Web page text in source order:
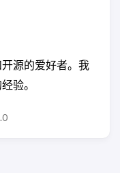
源的爱好者。我
验。